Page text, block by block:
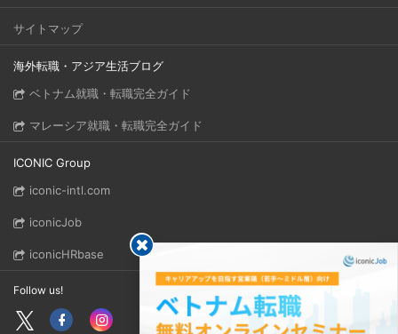
サイトマップ
海外転職・アジア生活ブログ
ベトナム就職・転職完全ガイド
マレーシア就職・転職完全ガイド
ICONIC Group
iconic-intl.com
iconicJob
iconicHRbase
Follow us!